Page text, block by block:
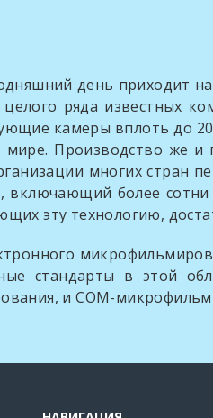
день приходит на
ряда известных
камеры вплоть до
Производство же и
многих стран
включающий более
эту технологию,
стандарты в этой
и СОМ-